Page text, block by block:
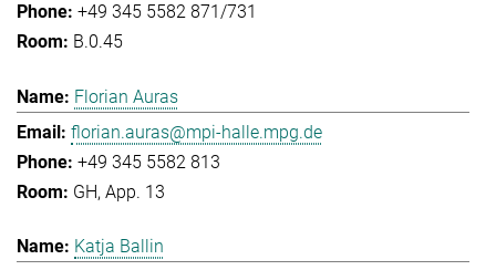
+49 345 5582 871/731
B.0.45
Florian Auras
florian.auras@mpi-halle.mpg.de
+49 345 5582 813
GH, App. 13
Katja Ballin